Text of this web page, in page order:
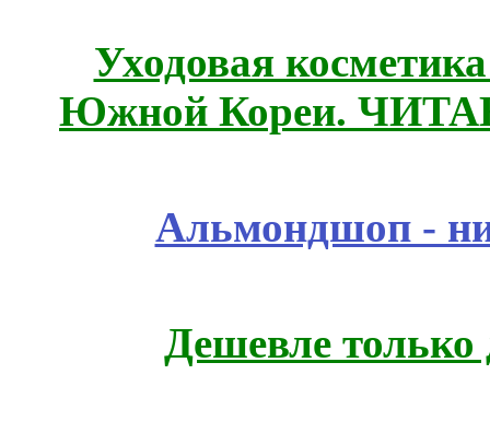
Уходовая
Южной Кореи.
Альмондшоп -
Дешевле